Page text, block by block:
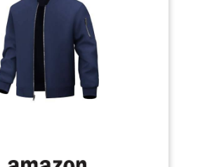
contre les intempéries. Cet
essentiel de randonnée se
range facilement lorsque
le soleil brille et les deux
poches chauffe-mains
inférieures sont une
bénédiction lorsque le